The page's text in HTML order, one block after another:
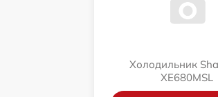
Холодильник
XE680MSL